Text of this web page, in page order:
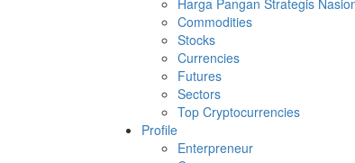
Harga Pangan Strategis
Commodities
Stocks
Currencies
Futures
Sectors
Top Cryptocurrencies
Profile
Enterpreneur